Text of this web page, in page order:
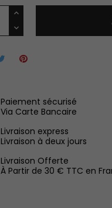
Paiement sécurisé
Via Carte Bancaire
Livraison express
Livraison à deux jours
Livraison Offerte
À Partir de 30 € TTC en